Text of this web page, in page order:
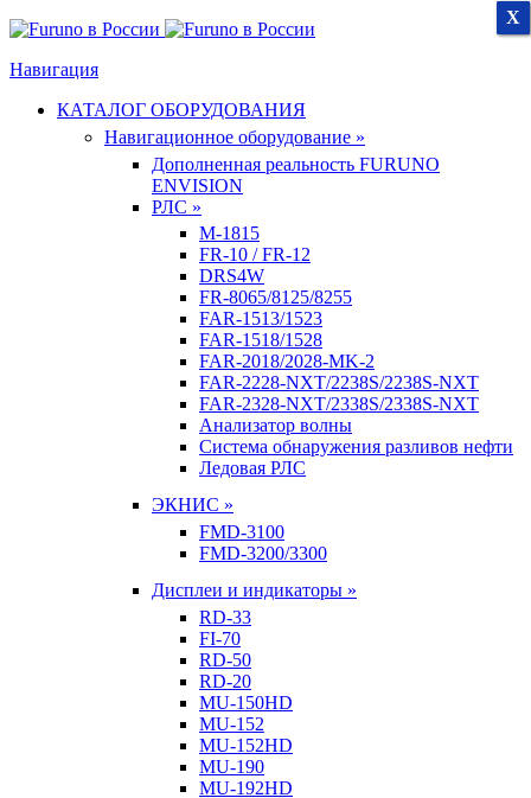
Навигация
КАТАЛОГ ОБОРУДОВАНИЯ
Навигационное оборудование »
Дополненная реальность FURUNO
ENVISION
РЛС »
M-1815
FR-10 / FR-12
DRS4W
FR-8065/8125/8255
FAR-1513/1523
FAR-1518/1528
FAR-2018/2028-MK-2
FAR-2228-NXT/2238S/2238S-NXT
FAR-2328-NXT/2338S/2338S-NXT
Анализатор волны
Система обнаружения разливов нефти
Ледовая РЛС
ЭКНИС »
FMD-3100
FMD-3200/3300
Дисплеи и индикаторы »
RD-33
FI-70
RD-50
RD-20
MU-150HD
MU-152
MU-152HD
MU-190
MU-192HD
X
X
X